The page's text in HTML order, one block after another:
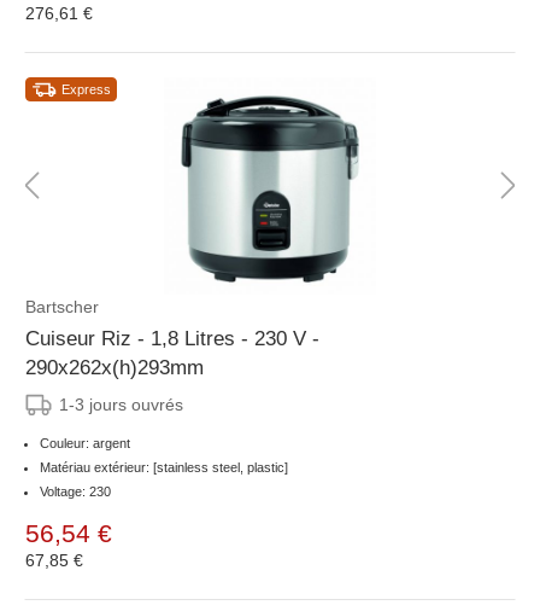
276,61 €
Express
Bartscher
Cuiseur Riz - 1,8 Litres - 230 V -
290x262x(h)293mm
1-3 jours ouvrés
Couleur: argent
Matériau extérieur: [stainless steel, plastic]
Voltage: 230
56,54 €
67,85 €